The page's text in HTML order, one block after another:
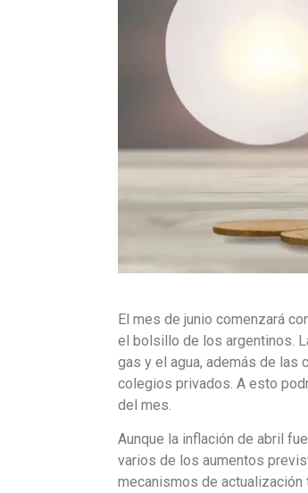
El mes de junio comenzará
el bolsillo de los argentinos.
gas y el agua, además de las
colegios privados. A esto
del mes.
Aunque la inflación de abril
varios de los aumentos
mecanismos de